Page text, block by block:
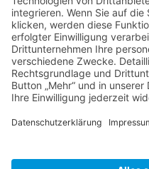
Shop Service
Informationen
* Alle Preise inkl. gesetzl.
Nachnahmegebühren,
Bestellung